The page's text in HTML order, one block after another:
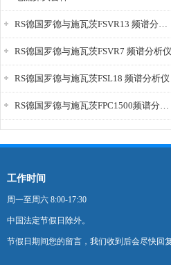
RS德国罗德与施瓦茨FSVR13 频谱分析仪
RS德国罗德与施瓦茨FSVR7 频谱分析仪
RS德国罗德与施瓦茨FSL18 频谱分析仪
RS德国罗德与施瓦茨FPC1500频谱分析仪
工作时间
周一至周六 8:00-17:30
中国法定节假日除外。
节假日期间您的留言，我们收到后会尽快回复